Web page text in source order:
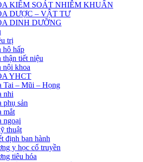
KIỂM SOÁT NHIỄM KHUẨN
DƯỢC – VẬT TƯ
DINH DƯỠNG
trị
hô hấp
thận tiết niệu
nội khoa
YHCT
Tai – Mũi – Họng
nhi
phụ sản
mắt
ngoại
thuật
định ban hành
y học cổ truyền
tiêu hóa